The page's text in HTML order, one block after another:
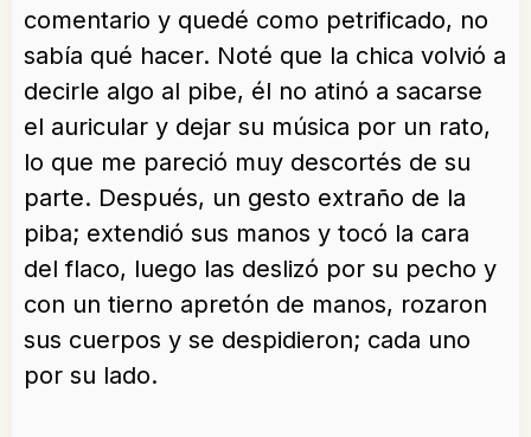
comentario y quedé como petrificado, no
sabía qué hacer. Noté que la chica volvió a
decirle algo al pibe, él no atinó a sacarse
el auricular y dejar su música por un rato,
lo que me pareció muy descortés de su
parte. Después, un gesto extraño de la
piba; extendió sus manos y tocó la cara
del flaco, luego las deslizó por su pecho y
con un tierno apretón de manos, rozaron
sus cuerpos y se despidieron; cada uno
por su lado.